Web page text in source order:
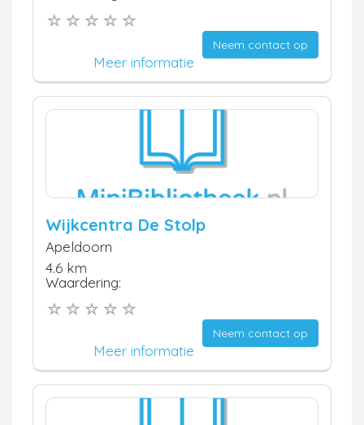
Neem contact op
Meer informatie
Wijkcentra De Stolp
Apeldoorn
4.6 km
Waardering:
Neem contact op
Meer informatie